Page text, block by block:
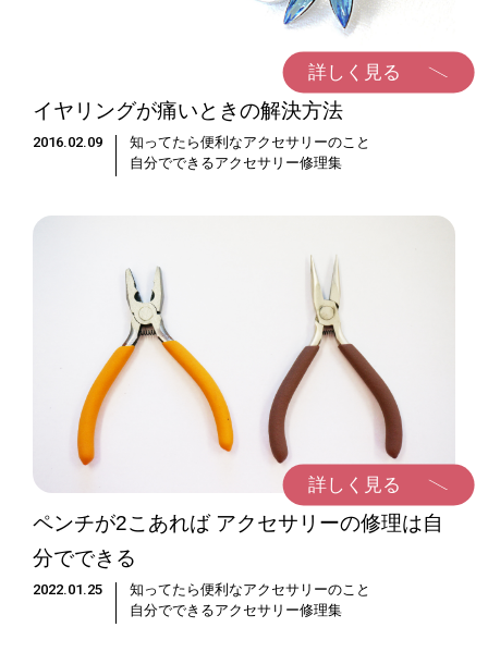
詳しく見る
イヤリングが痛いときの解決方法
2016.02.09
知ってたら便利なアクセサリーのこと
自分でできるアクセサリー修理集
詳しく見る
ペンチが2こあれば アクセサリーの修理は自
分でできる
2022.01.25
知ってたら便利なアクセサリーのこと
自分でできるアクセサリー修理集